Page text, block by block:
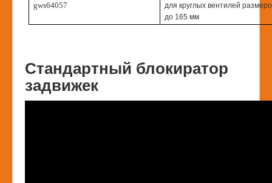
gws64057
для круглых вентилей
до 165 мм
Стандартный блокиратор
задвижек